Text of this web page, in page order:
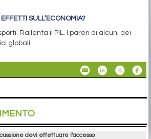
SULL’ECONOMIA?
Rallenta il PIL. I pareri di alcuni dei
globali
devi effettuare l'accesso